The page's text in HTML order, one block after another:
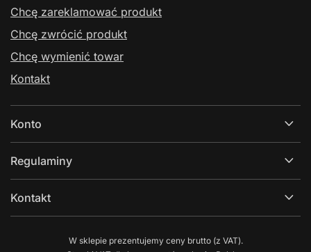
Chcę zareklamować produkt
Chcę zwrócić produkt
Chcę wymienić towar
Kontakt
Konto
Regulaminy
Kontakt
W sklepie prezentujemy ceny brutto (z VAT).